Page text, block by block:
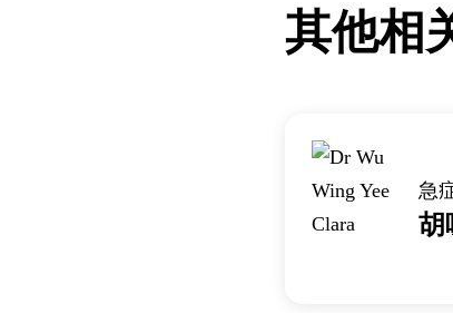
其他相
急
胡